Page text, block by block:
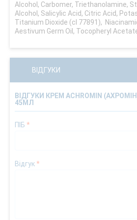
Alcohol, Carbomer, Triethanolamine,
Alcohol, Salicylic Acid, Citric Acid,
Titanium Dioxide (cl 77891),
Aestivum Germ Oil, Tocopheryl
ВІДГУКИ
ВІДГУКИ КРЕМ ACHROMIN
45МЛ
ПІБ *
Відгук*